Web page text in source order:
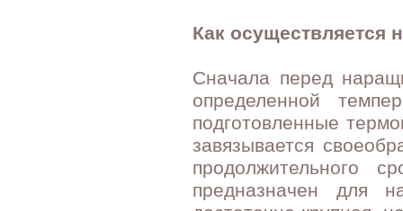
Как осуществляется
Сначала перед
определенной
подготовленные
завязывается
продолжительного
предназначен для